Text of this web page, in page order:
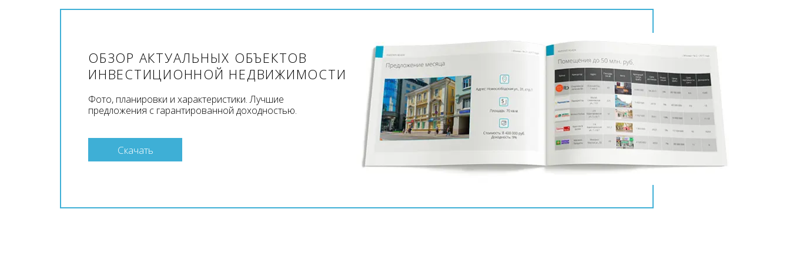
ОБЗОР АКТУАЛЬНЫХ ОБЪЕКТОВ
ИНВЕСТИЦИОННОЙ НЕДВИЖИМОСТИ
Фото, планировки и характеристики. Лучшие
предложения с гарантированной доходностью.
Скачать